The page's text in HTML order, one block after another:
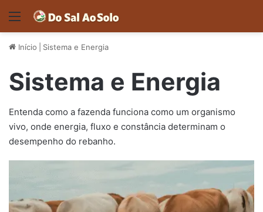
Menu
Início Sistema e Energia
Sistema e Energia
Entenda como a fazenda funciona como um organismo
vivo, onde energia, fluxo e constância determinam o
desempenho do rebanho.